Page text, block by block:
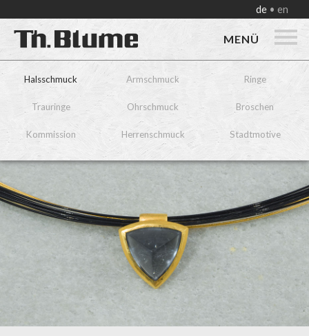
de en
MENÜ
Halsschmuck Armschmuck Ringe
Trauringe Ohrschmuck Broschen
Kommission Herrenschmuck Stadtmotive